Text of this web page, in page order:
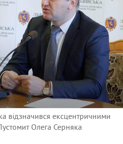
відзначився ексцентричними
Олега Серняка